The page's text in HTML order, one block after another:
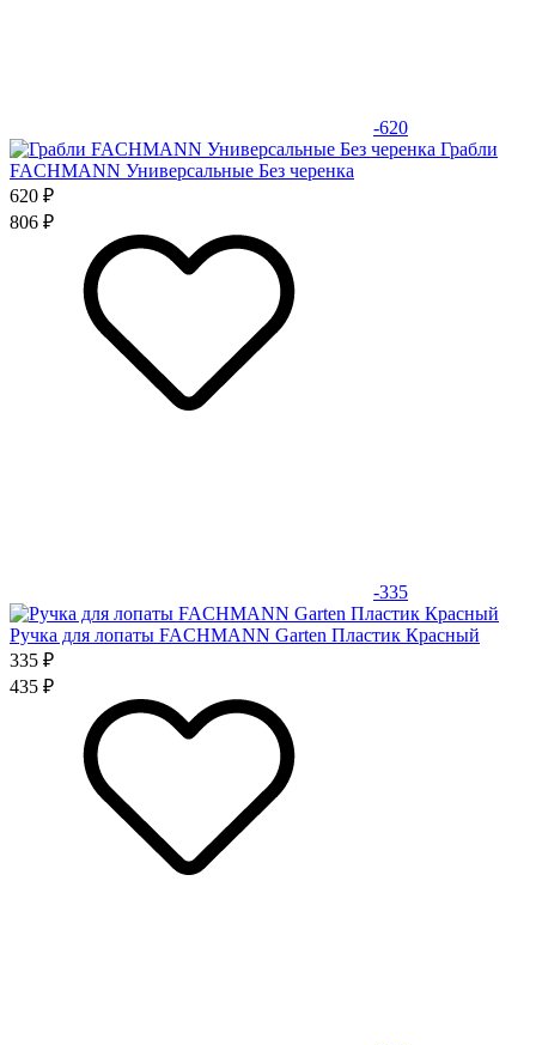
-620
Грабли
FACHMANN Универсальные Без черенка
620 ₽
806 ₽
-335
Ручка для лопаты FACHMANN Garten Пластик Красный
335 ₽
435 ₽